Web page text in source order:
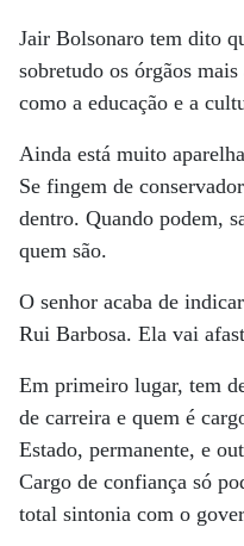
Jair Bolsonaro tem dito
sobretudo os órgãos
como a educação e a
Ainda está muito
Se fingem de
dentro. Quando podem,
quem são.
O senhor acaba de
Rui Barbosa. Ela vai
Em primeiro lugar, tem
de carreira e quem é
Estado, permanente, e
Cargo de confiança só
total sintonia com o